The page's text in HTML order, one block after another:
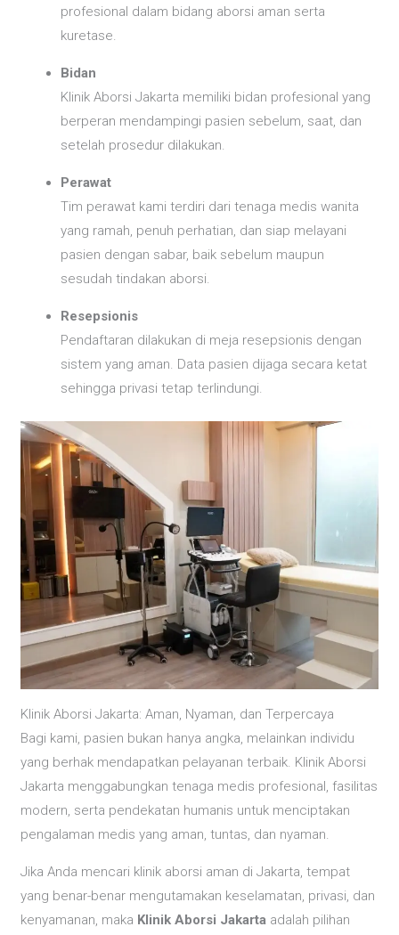
profesional dalam bidang aborsi aman serta
kuretase.
Bidan
Klinik Aborsi Jakarta memiliki bidan profesional yang
berperan mendampingi pasien sebelum, saat, dan
setelah prosedur dilakukan.
Perawat
Tim perawat kami terdiri dari tenaga medis wanita
yang ramah, penuh perhatian, dan siap melayani
pasien dengan sabar, baik sebelum maupun
sesudah tindakan aborsi.
Resepsionis
Pendaftaran dilakukan di meja resepsionis dengan
sistem yang aman. Data pasien dijaga secara ketat
sehingga privasi tetap terlindungi.
Klinik Aborsi Jakarta: Aman, Nyaman, dan Terpercaya
Bagi kami, pasien bukan hanya angka, melainkan individu
yang berhak mendapatkan pelayanan terbaik. Klinik Aborsi
Jakarta menggabungkan tenaga medis profesional, fasilitas
modern, serta pendekatan humanis untuk menciptakan
pengalaman medis yang aman, tuntas, dan nyaman.
Jika Anda mencari klinik aborsi aman di Jakarta, tempat
yang benar-benar mengutamakan keselamatan, privasi, dan
kenyamanan, maka Klinik Aborsi Jakarta adalah pilihan